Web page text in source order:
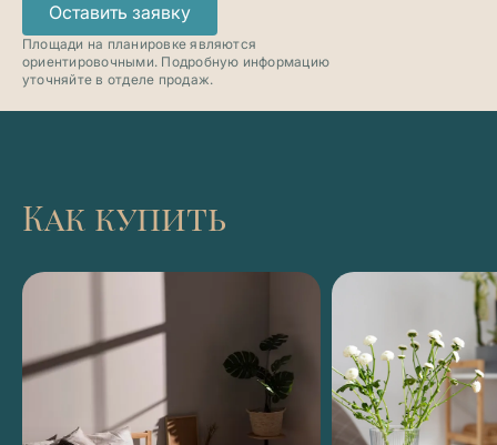
Оставить заявку
Площади на планировке являются
ориентировочными. Подробную информацию
уточняйте в отделе продаж.
Как купить